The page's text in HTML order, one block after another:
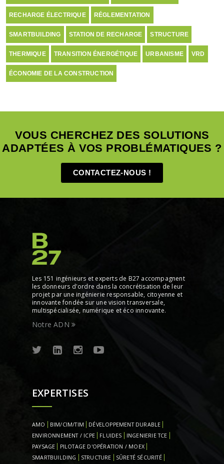
RECHARGE ÉLECTRIQUE RÉGLEMENTATION
SMARTBUILDING STATION DE RECHARGE STRUCTURE
THERMIQUE TRANSITION ÉNERGÉTIQUE URBANISME VRD
ÉCONOMIE DE LA CONSTRUCTION
VOUS CHERCHEZ DES SOLUTIONS
ADAPTÉES À VOS PROBLÉMATIQUES ?
CONTACTEZ-NOUS !
Les 151 ingénieurs et experts de B27 accompagnent
les donneurs d'ordre dans la concrétisation de leur
projet par une ingénierie responsable, citoyenne et
innovante fondée sur une vision transversale,
multispécialisée, numérique et éco innovante.
Notre ADN
EXPERTISES
AMO BIM/CIM/TIM
DÉVELOPPEMENT DURABLE
ENVIRONNEMENT / ICPE
FLUIDES
INGENIERIE TCE
PAYSAGE
PILOTAGE D'OPÉRATION / MOEX
SMARTBUILDING
STRUCTURE
SÛRETÉ SÉCURITÉ